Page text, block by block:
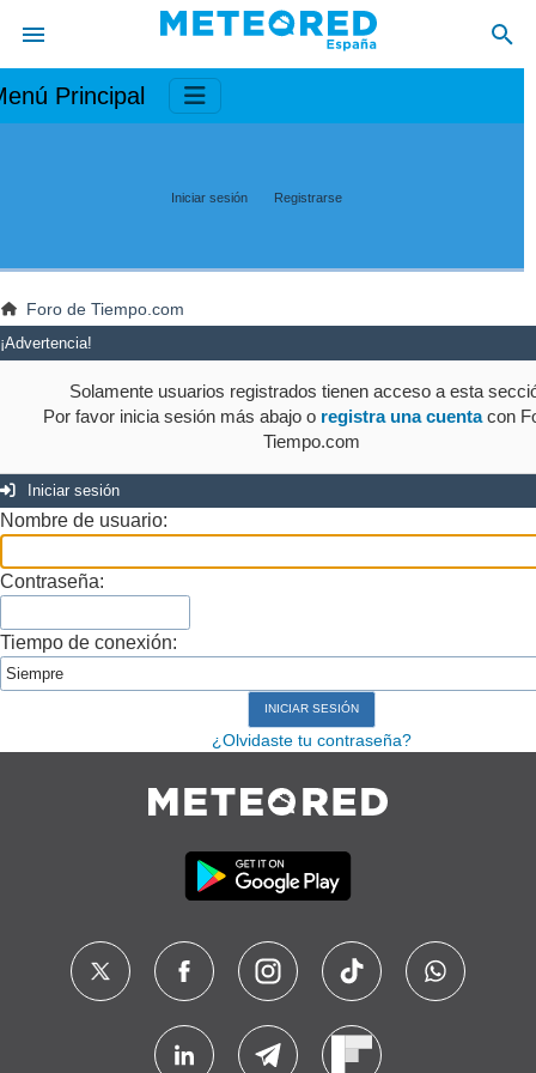
Principal
Iniciar sesión Registrarse
Foro de Tiempo.com
¡Advertencia!
Solamente usuarios registrados tienen acceso a esta
Por favor inicia sesión más abajo o registra una cuentacon
Tiempo.com
Iniciar sesión
Nombre de usuario:
Contraseña:
Tiempo de conexión:
¿Olvidaste tu contraseña?